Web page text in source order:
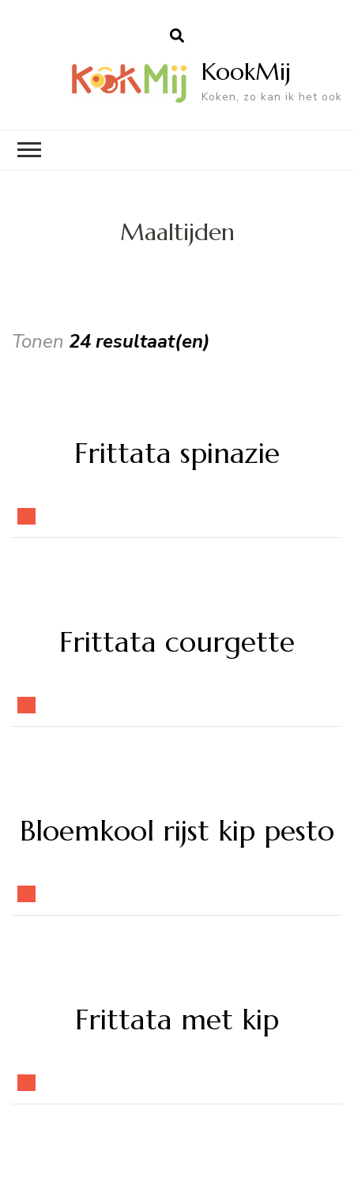
KookMij
Koken, zo kan ik het ook
Maaltijden
Tonen 24 resultaat(en)
Frittata spinazie
Frittata courgette
Bloemkool rijst kip pesto
Frittata met kip